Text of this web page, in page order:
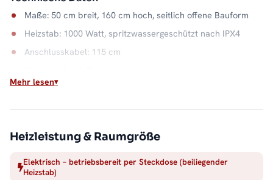
Maße: 50 cm breit, 160 cm hoch, seitlich offene Bauform
Heizstab: 1000 Watt, spritzwassergeschützt nach IPX4
Anschlusskabel: 115 cm
Betrieb macht die Badwärme unabhängig vom Heizsystem. Die
offene Seite hält dabei jeden Handgriff kurz, und der
Stahlkorpus in Anthrazit bleibt ein ruhiger Blickfang. Alle
Größen und Ausführungen finden Sie in der Kategorie
Mehr lesen
Heizleistung & Raumgröße
Elektrisch – betriebsbereit per Steckdose (beiliegender
Heizstab)